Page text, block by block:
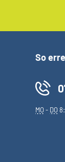
So
MO- DO